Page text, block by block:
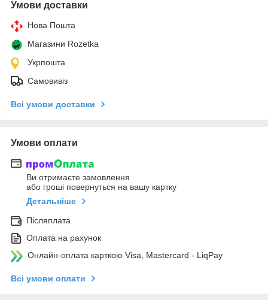
Умови доставки
Нова Пошта
Магазини Rozetka
Укрпошта
Самовивіз
Всі умови доставки
Умови оплати
Ви отримаєте замовлення
або гроші повернуться на вашу картку
Детальніше
Післяплата
Оплата на рахунок
Онлайн-оплата карткою Visa, Mastercard - LiqPay
Всі умови оплати